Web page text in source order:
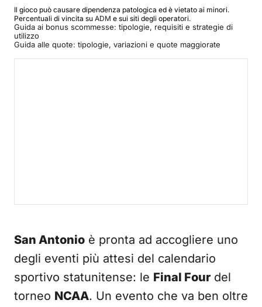
Il gioco può causare dipendenza patologica ed è vietato ai minori.
Percentuali di vincita su ADM e sui siti degli operatori.
Guida ai bonus scommesse: tipologie, requisiti e strategie di
utilizzo
Guida alle quote: tipologie, variazioni e quote maggiorate
San Antonio è pronta ad accogliere uno
degli eventi più attesi del calendario
sportivo statunitense: le Final Four del
torneo NCAA. Un evento che va ben oltre